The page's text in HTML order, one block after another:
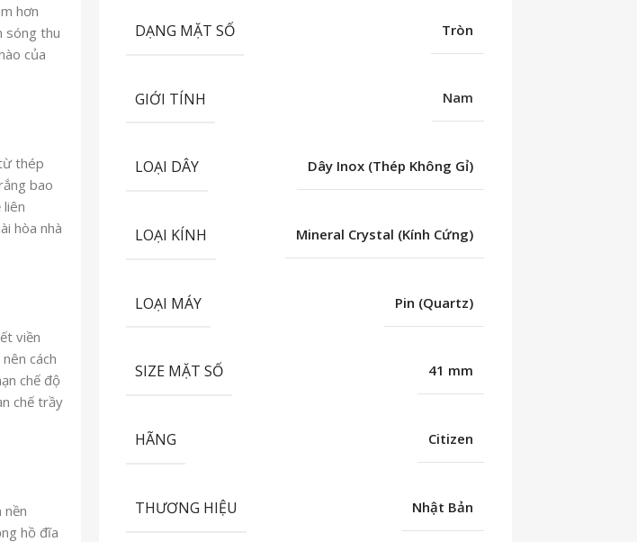
hơn
sóng thu
của
thép
bao
hòa nhà
viền
cách
chế độ
chế trầy
hồ đĩa
DẠNG MẶT SỐ Tròn
GIỚI TÍNH Nam
LOẠI DÂY Dây Inox (Thép Không Gỉ)
LOẠI KÍNH Mineral Crystal (Kính Cứng)
LOẠI MÁY Pin (Quartz)
SIZE MẶT SỐ 41 mm
HÃNG Citizen
THƯƠNG HIỆU Nhật Bản